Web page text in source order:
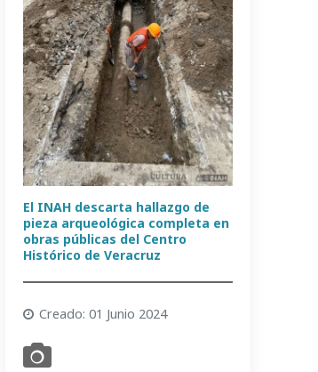
El INAH descarta hallazgo de
pieza arqueológica completa en
obras públicas del Centro
Histórico de Veracruz
Creado: 01 Junio 2024